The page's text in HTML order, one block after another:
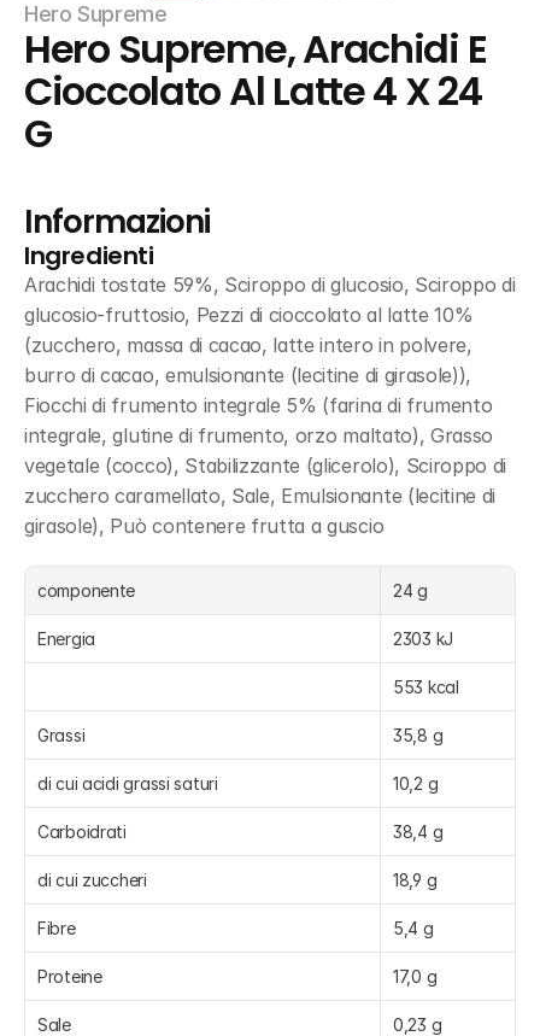
Hero Supreme
Hero Supreme, Arachidi E
Cioccolato Al Latte 4 X 24
G
Informazioni
Ingredienti
Arachidi tostate 59%, Sciroppo di glucosio, Sciroppo di
glucosio-fruttosio, Pezzi di cioccolato al latte 10%
(zucchero, massa di cacao, latte intero in polvere,
burro di cacao, emulsionante (lecitine di girasole)),
Fiocchi di frumento integrale 5% (farina di frumento
integrale, glutine di frumento, orzo maltato), Grasso
vegetale (cocco), Stabilizzante (glicerolo), Sciroppo di
zucchero caramellato, Sale, Emulsionante (lecitine di
girasole), Può contenere frutta a guscio
componente 24 g
Energia 2303 kJ
553 kcal
Grassi 35,8 g
di cui acidi grassi saturi 10,2 g
Carboidrati 38,4 g
di cui zuccheri 18,9 g
Fibre 5,4 g
Proteine 17,0 g
Sale 0,23 g